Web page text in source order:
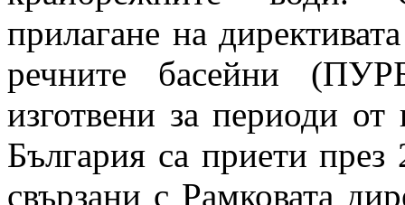
прилагане на
речните басейни
изготвени за периоди
България са приети
свързани с Рамковата